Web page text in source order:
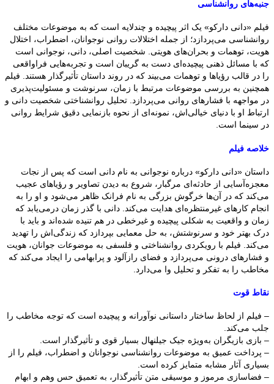
جنبه‌های روانشناسی
فیلم «دانی دارکو» یک اثر پیچیده و چندلایه است که به موضوعات مختلف
روانشناسی می‌پردازد؛ از جمله اختلالات روانی نوجوانان، اضطراب، اختلال
هویت، توهمات و بحران‌های هویتی. شخصیت اصلی، دانی، نوجوانی است
که با مسائل ذهنی پیچیده‌ای دست به گریبان است و تجربه‌هایی فراواقعی
را در قالب رؤیاها و توهمات می‌بیند که در روند داستان تأثیرگذار هستند. فیلم
همچنین به بررسی موضوعات مرتبط با زمان، سرنوشت و مسئولیت‌پذیری
در مواجهه با فشارهای روانی می‌پردازد. تحلیل روانشناختی شخصیت دانی و
ارتباط او با دنیای خیالی‌اش، نمونه‌ای از نحوه بازنمایی دقیق شرایط روانی
در سینما است.
خلاصه فیلم
داستان «دانی دارکو» درباره نوجوانی به نام دانی است که پس از نجات
معجزه‌آسایی از حادثه‌ای مرگبار، شروع به دیدن تصاویر و رؤیاهای عجیب
می‌کند که در آن‌ها خرگوش بزرگی به نام فرانک ظاهر می‌شود و او را به
انجام کارهای غیرمنتظره‌ای هدایت می‌کند. دانی با گذر زمان درمی‌یابد که
زمان و واقعیت به شکلی پیچیده و غیرخطی در هم تنیده شده‌اند و باید با
درک بهتر خود و سرنوشتش، به حل معمایی بپردازد که زندگی‌اش را تهدید
می‌کند. فیلم با رویکردی روانشناختی و فلسفی به موضوعات جوانان، هویت
و فشارهای درونی می‌پردازد و فضای رازآلود و پرابهامی را ایجاد می‌کند که
مخاطب را به تفکر و تحلیل وا می‌دارد.
نقاط قوت
– فیلم از لحاظ ساختار داستانی نوآورانه و پیچیده است که توجه مخاطب را
جلب می‌کند.
– بازی بازیگران به‌ویژه جیک جیلنهال بسیار قوی و تأثیرگذار است.
– پرداخت عمیق به موضوعات روانشناسی نوجوانان و اضطراب، فیلم را از
بسیاری آثار مشابه متمایز کرده است.
– فضاسازی مرموز و موسیقی متن تأثیرگذار، به تعمیق حس وهم و ابهام